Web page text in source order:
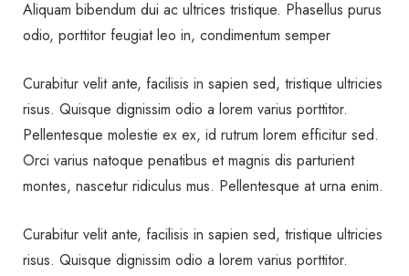
Aliquam bibendum dui ac ultrices tristique. Phasellus purus
odio, porttitor feugiat leo in, condimentum semper
Curabitur velit ante, facilisis in sapien sed, tristique ultricies
risus. Quisque dignissim odio a lorem varius porttitor.
Pellentesque molestie ex ex, id rutrum lorem efficitur sed.
Orci varius natoque penatibus et magnis dis parturient
montes, nascetur ridiculus mus. Pellentesque at urna enim.
Curabitur velit ante, facilisis in sapien sed, tristique ultricies
risus. Quisque dignissim odio a lorem varius porttitor.